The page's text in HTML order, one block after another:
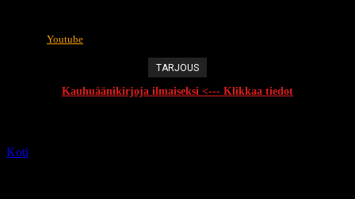
Youtube
TARJOUS
Kauhuäänikirjoja ilmaiseksi <--- Klikkaa tiedot
Koti